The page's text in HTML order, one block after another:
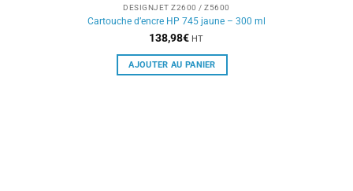
DESIGNJET Z2600 / Z5600
Cartouche d’encre HP 745 jaune – 300 ml
138,98€ HT
AJOUTER AU PANIER